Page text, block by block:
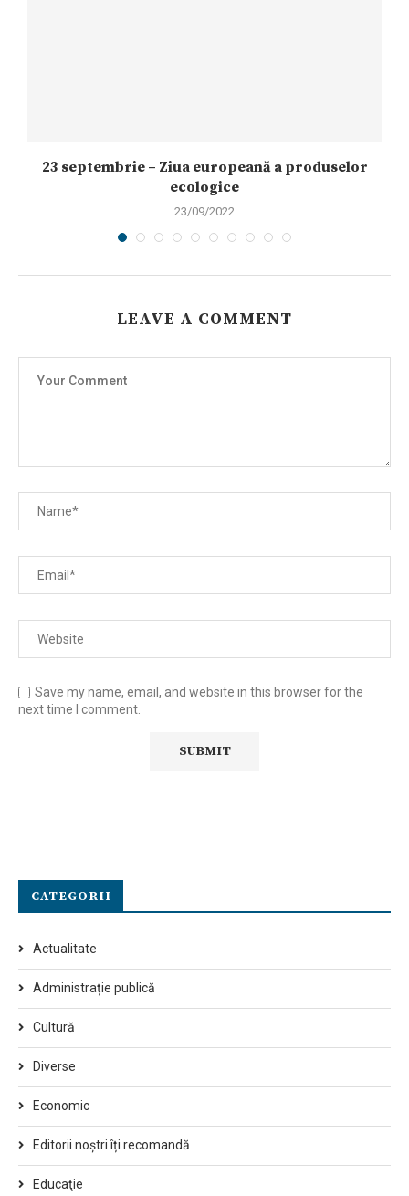
23 septembrie – Ziua europeană a produselor
ecologice
23/09/2022
LEAVE A COMMENT
Save my name, email, and website in this browser for the
next time I comment.
CATEGORII
Actualitate
Administrație publică
Cultură
Diverse
Economic
Editorii noștri îți recomandă
Educaţie